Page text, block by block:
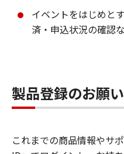
イベントをはじめと
済・申込状況の確認
製品登録のお願い
これまでの商品情報やサ